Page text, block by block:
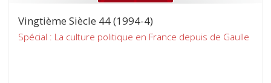
Vingtième Siècle 44 (1994-4)
Spécial : La culture politique en France depuis de Gaulle